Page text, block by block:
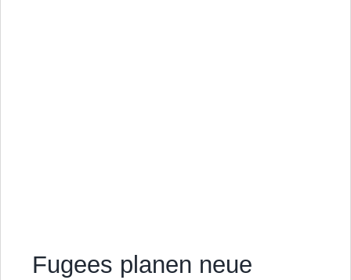
Fugees planen neue